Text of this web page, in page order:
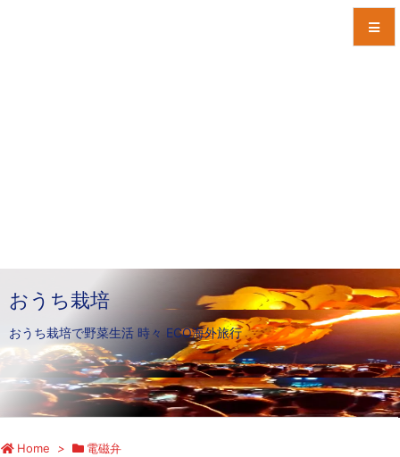
おうち栽培
おうち栽培で野菜生活 時々 ECO海外旅行
検索
Home > 電磁弁